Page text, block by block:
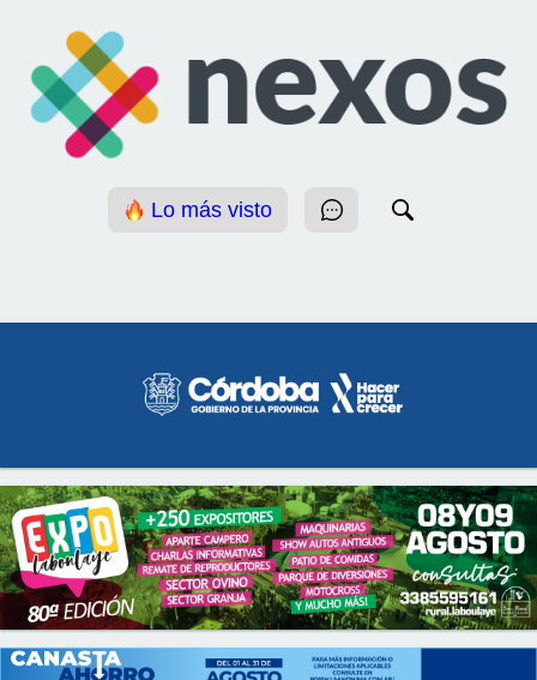
Lo más visto